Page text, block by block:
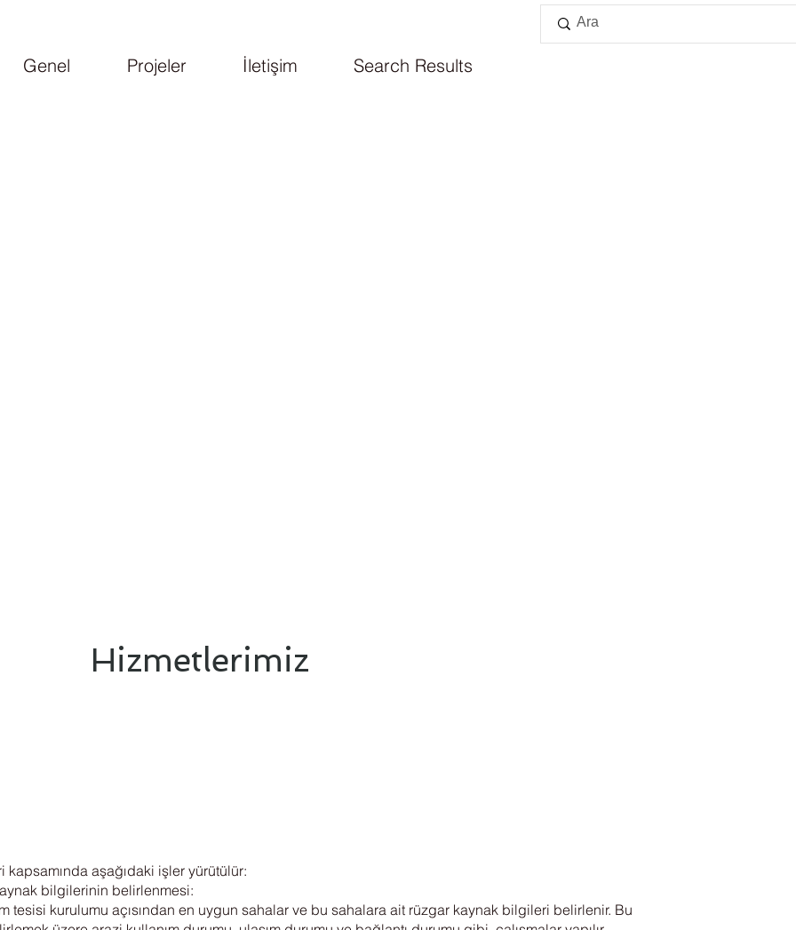
Genel Projeler İletişim Search Results
Hizmetlerimiz
kapsamında aşağıdaki işler yürütülür:
bilgilerinin belirlenmesi:
tesisi kurulumu açısından en uygun sahalar ve bu sahalara ait rüzgar kaynak bilgileri belirlenir. Bu